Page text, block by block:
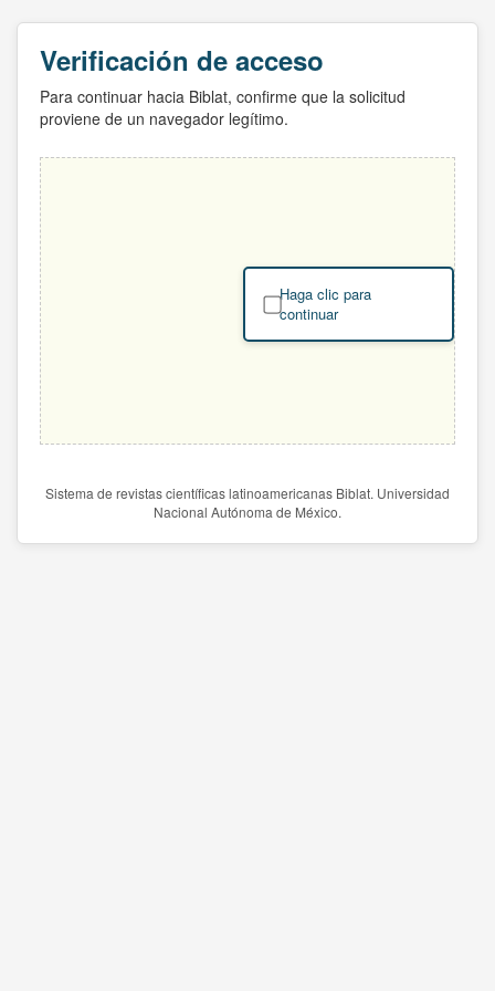
Verificación de acceso
Para continuar hacia Biblat, confirme que la solicitud
proviene de un navegador legítimo.
Haga clic para
continuar
Sistema de revistas científicas latinoamericanas Biblat. Universidad
Nacional Autónoma de México.